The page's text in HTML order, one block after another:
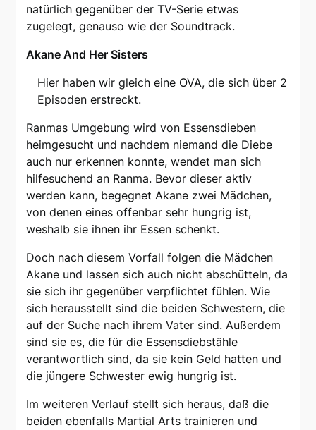
natürlich gegenüber der TV-Serie etwas
zugelegt, genauso wie der Soundtrack.
Akane And Her Sisters
Hier haben wir gleich eine OVA, die sich über 2
Episoden erstreckt.
Ranmas Umgebung wird von Essensdieben
heimgesucht und nachdem niemand die Diebe
auch nur erkennen konnte, wendet man sich
hilfesuchend an Ranma. Bevor dieser aktiv
werden kann, begegnet Akane zwei Mädchen,
von denen eines offenbar sehr hungrig ist,
weshalb sie ihnen ihr Essen schenkt.
Doch nach diesem Vorfall folgen die Mädchen
Akane und lassen sich auch nicht abschütteln, da
sie sich ihr gegenüber verpflichtet fühlen. Wie
sich herausstellt sind die beiden Schwestern, die
auf der Suche nach ihrem Vater sind. Außerdem
sind sie es, die für die Essensdiebstähle
verantwortlich sind, da sie kein Geld hatten und
die jüngere Schwester ewig hungrig ist.
Im weiteren Verlauf stellt sich heraus, daß die
beiden ebenfalls Martial Arts trainieren und